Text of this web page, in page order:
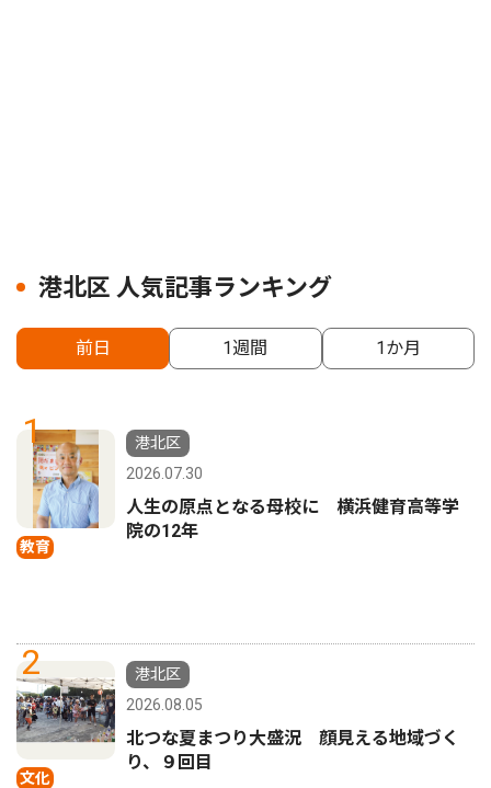
港北区 人気記事ランキング
前日 1週間 1か月
1
教育
港北区
2026.07.30
人生の原点となる母校に 横浜健育高等学
院の12年
2
文化
港北区
2026.08.05
北つな夏まつり大盛況 顔見える地域づく
り、９回目